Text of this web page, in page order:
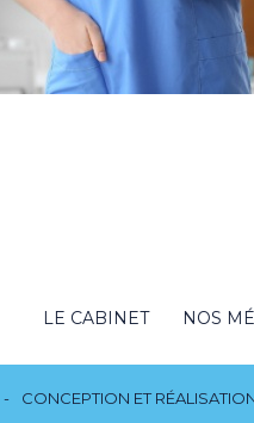
Footer
LE CABINET NOS
CONCEPTION ET